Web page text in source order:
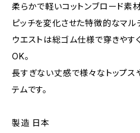
柔らかで軽いコットンブロード素
ピッチを変化させた特徴的なマル
ウエストは総ゴム仕様で穿きやす
OK。
長すぎない丈感で様々なトップス
テムです。
製造 日本